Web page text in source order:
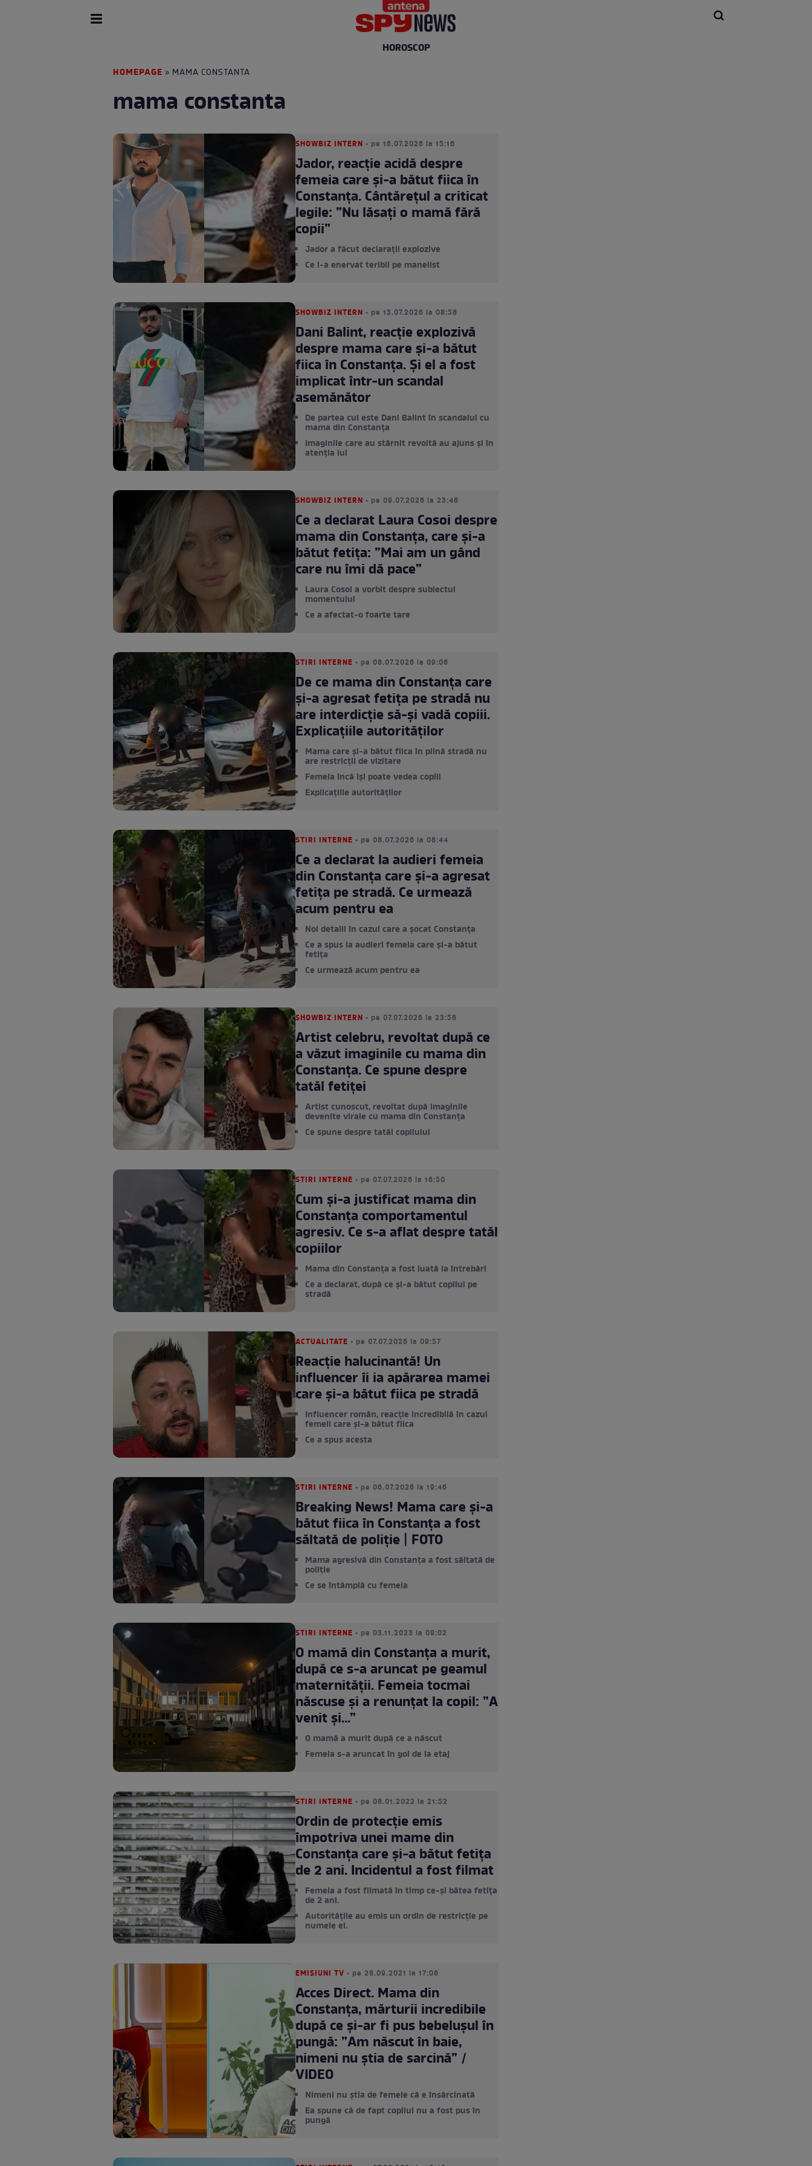
HOROSCOP
HOMEPAGE » MAMA CONSTANTA
mama constanta
SHOWBIZ INTERN • pe 16.07.2026 la 15:16
Jador, reacție acidă despre
femeia care și-a bătut fiica în
Constanța. Cântărețul a criticat
legile: ”Nu lăsați o mamă fără
copii”
Jador a făcut declarații explozive
Ce l-a enervat teribil pe manelist
SHOWBIZ INTERN • pe 13.07.2026 la 08:58
Dani Balint, reacție explozivă
despre mama care și-a bătut
fiica în Constanța. Și el a fost
implicat într-un scandal
asemănător
De partea cui este Dani Balint în scandalul cu
mama din Constanța
Imaginile care au stârnit revoltă au ajuns și în
atenția lui
SHOWBIZ INTERN • pe 09.07.2026 la 23:48
Ce a declarat Laura Cosoi despre
mama din Constanța, care și-a
bătut fetița: ”Mai am un gând
care nu îmi dă pace”
Laura Cosoi a vorbit despre subiectul
momentului
Ce a afectat-o foarte tare
STIRI INTERNE • pe 08.07.2026 la 09:06
De ce mama din Constanța care
și-a agresat fetița pe stradă nu
are interdicție să-și vadă copiii.
Explicațiile autorităților
Mama care și-a bătut fiica în plină stradă nu
are restricții de vizitare
Femeia încă își poate vedea copiii
Explicațiile autorităților
STIRI INTERNE • pe 08.07.2026 la 08:44
Ce a declarat la audieri femeia
din Constanța care și-a agresat
fetița pe stradă. Ce urmează
acum pentru ea
Noi detalii în cazul care a șocat Constanța
Ce a spus la audieri femeia care și-a bătut
fetița
Ce urmează acum pentru ea
SHOWBIZ INTERN • pe 07.07.2026 la 23:58
Artist celebru, revoltat după ce
a văzut imaginile cu mama din
Constanța. Ce spune despre
tatăl fetiței
Artist cunoscut, revoltat după imaginile
devenite virale cu mama din Constanța
Ce spune despre tatăl copilului
STIRI INTERNE • pe 07.07.2026 la 16:50
Cum și-a justificat mama din
Constanța comportamentul
agresiv. Ce s-a aflat despre tatăl
copiilor
Mama din Constanța a fost luată la întrebări
Ce a declarat, după ce și-a bătut copilul pe
stradă
ACTUALITATE • pe 07.07.2026 la 09:57
Reacție halucinantă! Un
influencer îi ia apărarea mamei
care și-a bătut fiica pe stradă
Influencer român, reacție incredibilă în cazul
femeii care și-a bătut fiica
Ce a spus acesta
STIRI INTERNE • pe 06.07.2026 la 19:46
Breaking News! Mama care și-a
bătut fiica în Constanța a fost
săltată de poliție | FOTO
Mama agresivă din Constanța a fost săltată de
poliție
Ce se întâmplă cu femeia
STIRI INTERNE • pe 03.11.2023 la 09:02
O mamă din Constanța a murit,
după ce s-a aruncat pe geamul
maternității. Femeia tocmai
născuse și a renunțat la copil: ”A
venit şi...”
O mamă a murit după ce a născut
Femeia s-a aruncat în gol de la etaj
STIRI INTERNE • pe 08.01.2022 la 21:52
Ordin de protecție emis
împotriva unei mame din
Constanța care și-a bătut fetița
de 2 ani. Incidentul a fost filmat
Femeia a fost filmată în timp ce-și bătea fetița
de 2 ani.
Autoritățile au emis un ordin de restricție pe
numele ei.
EMISIUNI TV • pe 28.09.2021 la 17:06
Acces Direct. Mama din
Constanța, mărturii incredibile
după ce și-ar fi pus bebelușul în
pungă: ”Am născut în baie,
nimeni nu știa de sarcină” /
VIDEO
Nimeni nu știa de femeie că e însărcinată
Ea spune că de fapt copilul nu a fost pus în
pungă